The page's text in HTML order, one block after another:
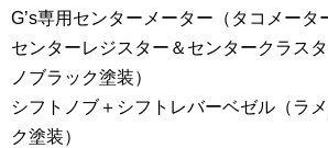
G’s専用センターメーター（タコメータ
センターレジスター＆センタークラス
ノブラック塗装）
シフトノブ＋シフトレバーベゼル（ラ
ク塗装）